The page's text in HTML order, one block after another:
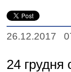
26.12.2017
24 грудня